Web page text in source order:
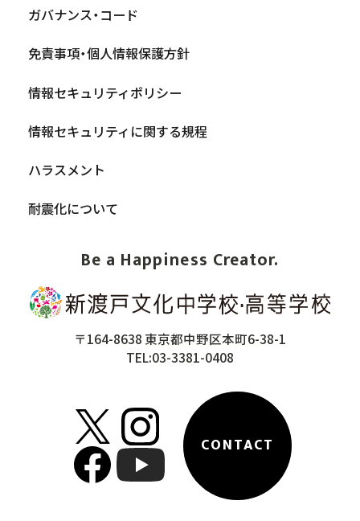
Be a Happiness Creator.
〒164-8638 東京都中野区本町6-38-1
TEL:03-3381-0408
CONTACT
ガバナンス・コード
免責事項・個人情報保護方針
情報セキュリティポリシー
情報セキュリティに関する規程
ハラスメント
耐震化について